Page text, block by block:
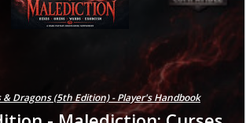
Dragons (5th Edition) - Player's Handbook